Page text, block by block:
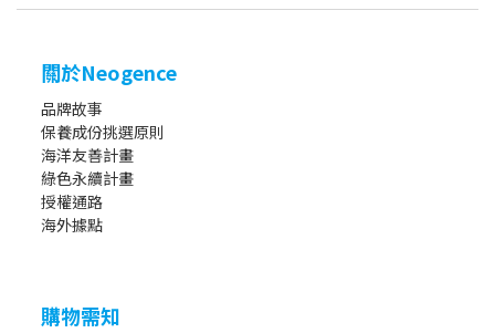
關於Neogence
品牌故事
保養成份挑選原則
海洋友善計畫
綠色永續計畫
授權通路
海外據點
購物需知